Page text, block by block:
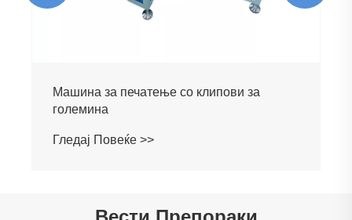
Машина за печатење со клипови за
големина
Гледај Повеќе >>